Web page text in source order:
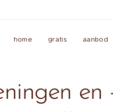
home gratis aanbod
en